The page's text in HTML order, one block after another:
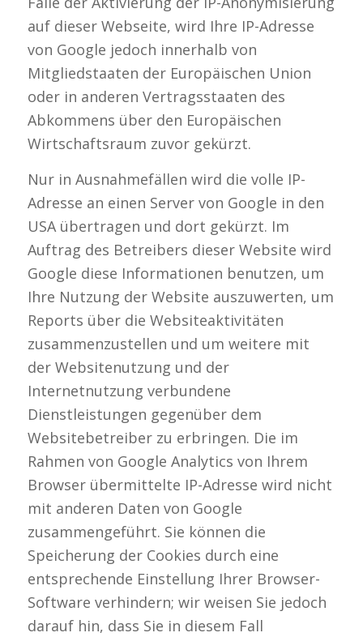
auf dieser Webseite, wird Ihre IP-Adresse
von Google jedoch innerhalb von
Mitgliedstaaten der Europäischen Union
oder in anderen Vertragsstaaten des
Abkommens über den Europäischen
Wirtschaftsraum zuvor gekürzt.
Nur in Ausnahmefällen wird die volle IP-
Adresse an einen Server von Google in den
USA übertragen und dort gekürzt. Im
Auftrag des Betreibers dieser Website wird
Google diese Informationen benutzen, um
Ihre Nutzung der Website auszuwerten, um
Reports über die Websiteaktivitäten
zusammenzustellen und um weitere mit
der Websitenutzung und der
Internetnutzung verbundene
Dienstleistungen gegenüber dem
Websitebetreiber zu erbringen. Die im
Rahmen von Google Analytics von Ihrem
Browser übermittelte IP-Adresse wird nicht
mit anderen Daten von Google
zusammengeführt. Sie können die
Speicherung der Cookies durch eine
entsprechende Einstellung Ihrer Browser-
Software verhindern; wir weisen Sie jedoch
darauf hin, dass Sie in diesem Fall